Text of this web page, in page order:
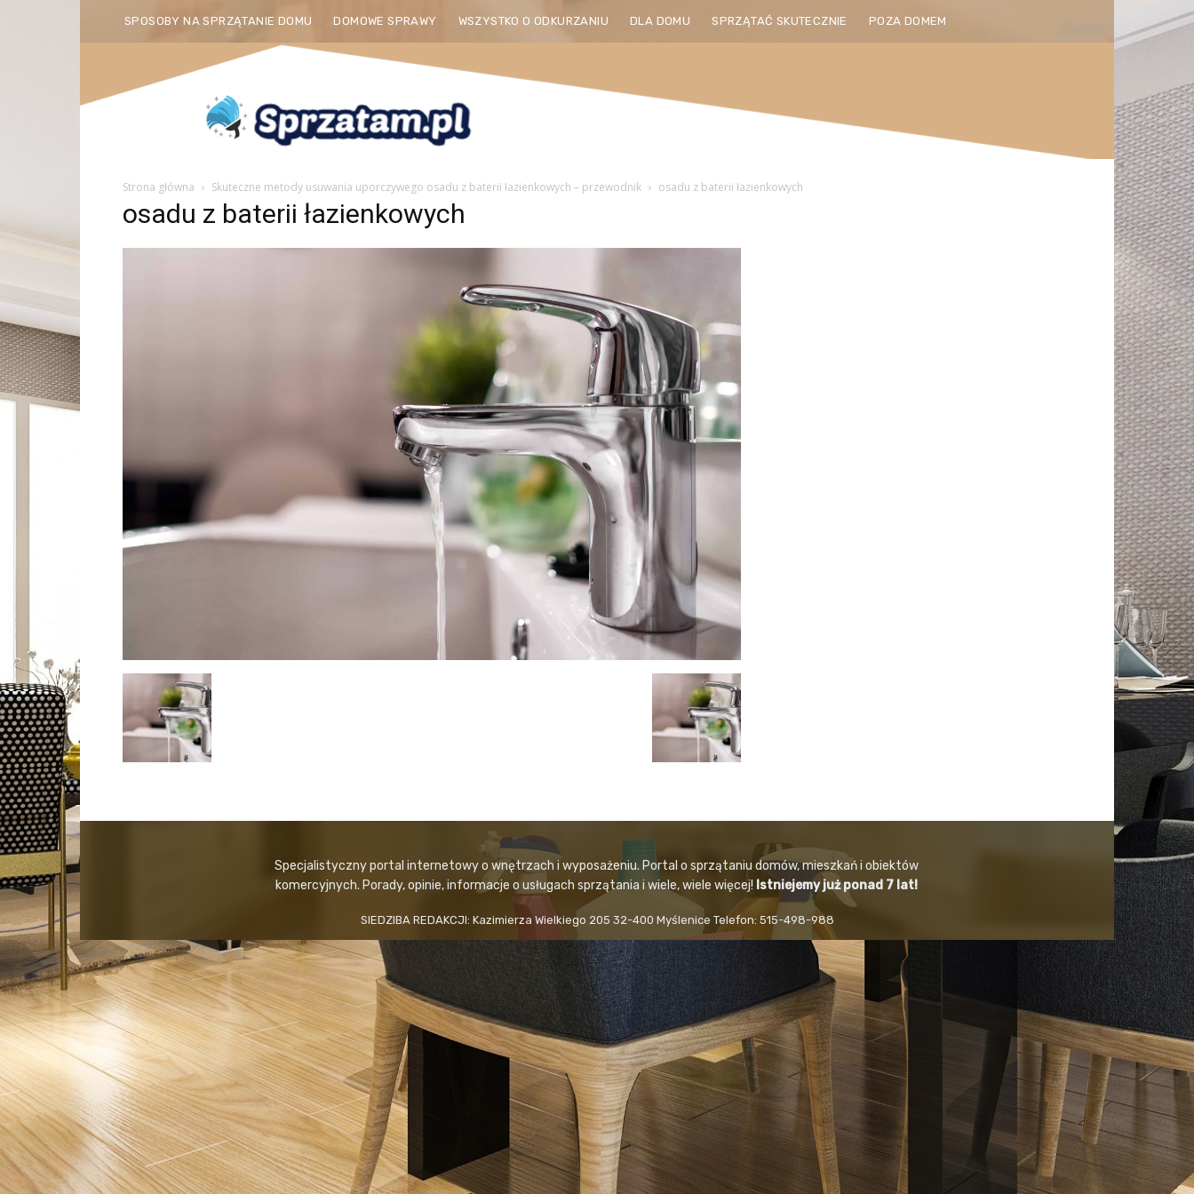
SPOSOBY NA SPRZĄTANIE DOMU DOMOWE SPRAWY WSZYSTKO O ODKURZANIU DLA DOMU SPRZĄTAĆ SKUTECZNIE POZA DOMEM
Strona główna Skuteczne metody usuwania uporczywego osadu z baterii łazienkowych – przewodnik osadu z baterii łazienkowych
osadu z baterii łazienkowych
Specjalistyczny portal internetowy o wnętrzach i wyposażeniu. Portal o sprzątaniu domów, mieszkań i obiektów
komercyjnych. Porady, opinie, informacje o usługach sprzątania i wiele, wiele więcej! Istniejemy już ponad 7 lat!
SIEDZIBA REDAKCJI: Kazimierza Wielkiego 205 32-400 Myślenice Telefon: 515-498-988